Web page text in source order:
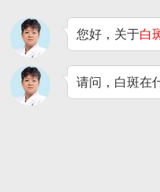
您好，关于白
请问，白斑在